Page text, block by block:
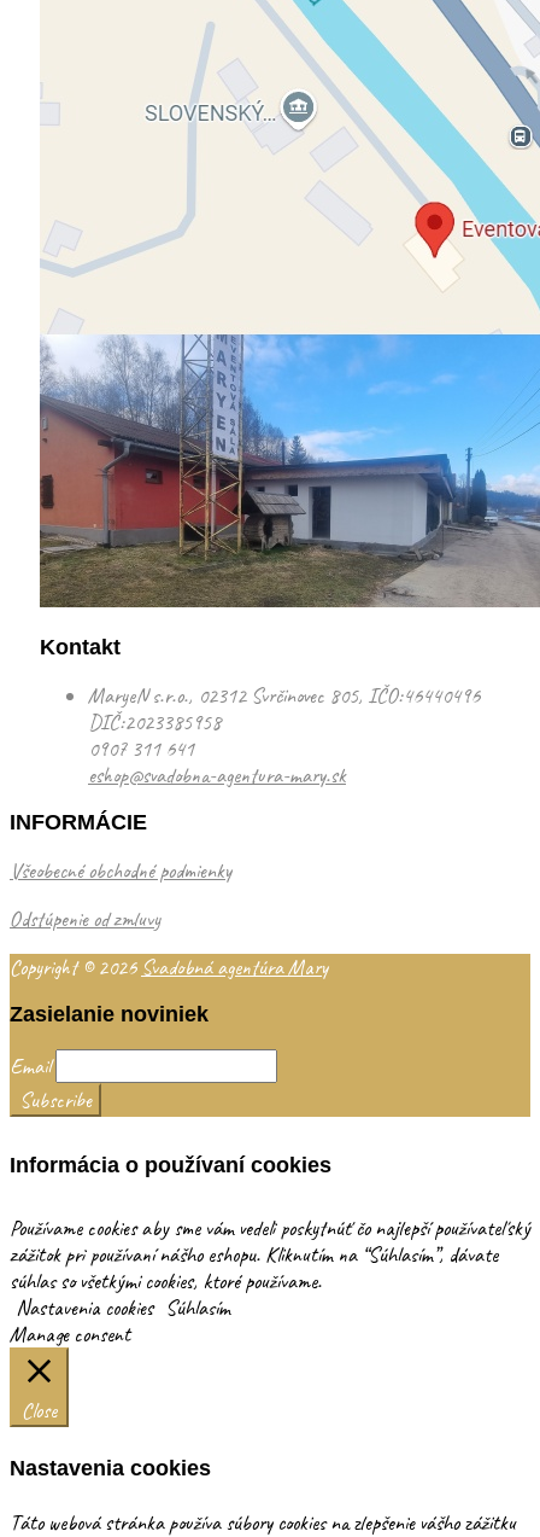
Kontakt
MaryeN s.r.o., 02312 Svrčinovec 805, IČO:46440496
DIČ:2023385958
0907 311 641
eshop@svadobna-agentura-mary.sk
INFORMÁCIE
Všeobecné obchodné podmienky
Odstúpenie od zmluvy
Copyright © 2026 Svadobná agentúra Mary
Zasielanie noviniek
Email
Informácia o používaní cookies
Používame cookies aby sme vám vedeli poskytnúť čo najlepší používateľský
zážitok pri používaní nášho eshopu. Kliknutím na “Súhlasím”, dávate
súhlas so všetkými cookies, ktoré používame.
Nastavenia cookies Súhlasím
Manage consent
Close
Nastavenia cookies
Táto webová stránka používa súbory cookies na zlepšenie vášho zážitku